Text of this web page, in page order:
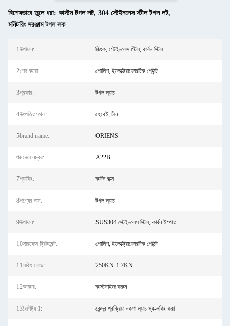
বিশেষভাবে তুলে ধরা: কাস্টম টগল লট, 304 স্টেইনলেস স্টীল টগল লট,
মনিটরিং সরঞ্জাম টগল লক
1উপাদান: জিংক, স্টেইনলেস স্টিল, কার্বন স্টিল
2শেষ করো: পোলিশ, ইলেক্ট্রোফোরটিক পেইন্ট
3প্রকার: টগল ল্যাচ
4উৎপত্তিস্থল: হেবেই, চীন
5brand name: ORIENS
6মডেল নম্বর: A22B
7প্যাকিং: কার্টন বাক্স
8পণ্যের নাম: টগল ল্যাচ
9উপাদান: SUS304 স্টেইনলেস স্টিল, কার্বন ইস্পাত
10সারফেস ট্রিটমেন্ট: পোলিশ, ইলেক্ট্রোফোরটিক পেইন্ট
11লকিং লোড: 250KN-1.7KN
12আকার: কাস্টমাইজ করুন
13বৈশিষ্ট্য 1: কেন্দ্র প্রক্রিয়া নকশা ল্যাচ স্ব-লকিং করা